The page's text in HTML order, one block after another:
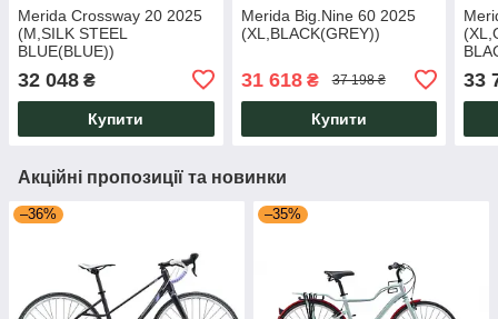
Merida Crossway 20 2025
(M,SILK STEEL
BLUE(BLUE))
32 048 ₴
Купити
Merida Big.Nine 60 2025
(XL,BLACK(GREY))
31 618₴ 37 198 ₴
Купити
33
Акційні пропозиції та новинки
–36% –35%